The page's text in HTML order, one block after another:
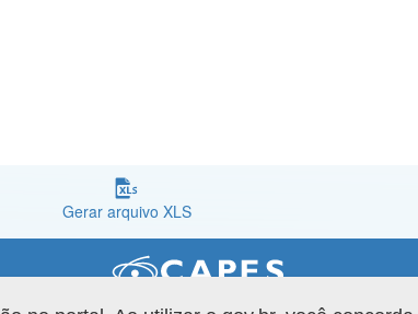
Gerar arquivo XLS